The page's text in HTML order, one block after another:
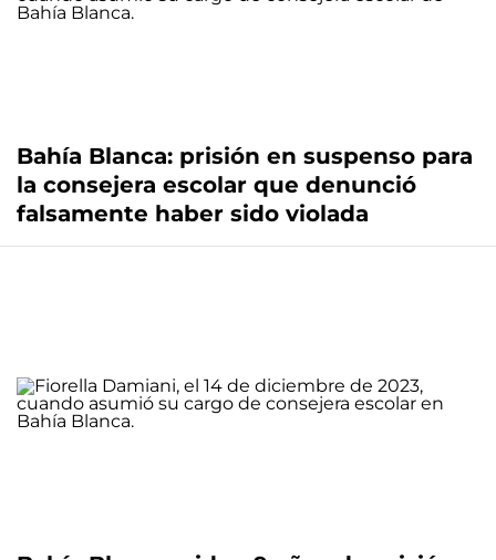
Bahía Blanca: prisión en suspenso para
la consejera escolar que denunció
falsamente haber sido violada